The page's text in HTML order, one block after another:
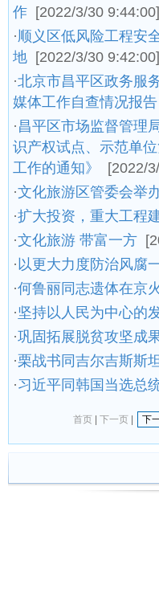
作 [2022/3/30 9:44:00]
·顺义区低风险工程安
地 [2022/3/30 9:42:00]
·北京市昌平区政务服
媒体工作自查情况报告
·昌平区市场监督管理
识产权试点、示范单
工作的通知》
[2022/
·文化旅游区管委会举
·扩大投资，重大工程
·文化旅游 带富一方
· 以更大力度防治风腐
·何鲁丽同志遗体在京
·坚持以人民为中心的
·巩固拓展脱贫攻坚成
·栗战书同吉尔吉斯斯
·习近平同韩国当选总
首页 下一页 下